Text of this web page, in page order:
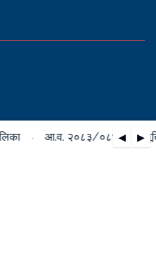
◀ ▶
आ.व. २०८३/०८४ को पदपूर्ति